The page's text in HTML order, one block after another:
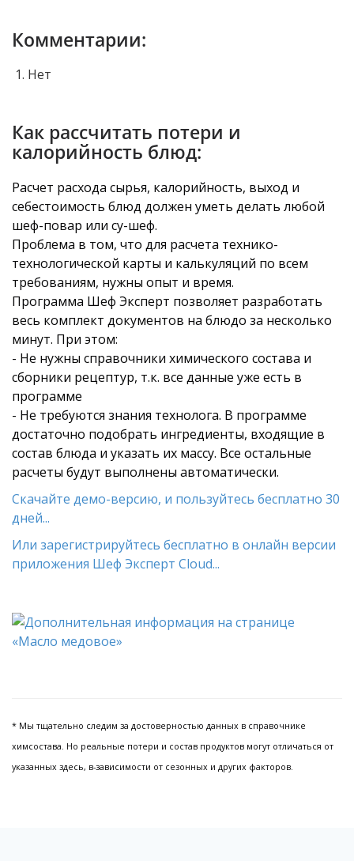
Комментарии:
Нет
Как рассчитать потери и
калорийность блюд:
Расчет расхода сырья, калорийность, выход и
себестоимость блюд должен уметь делать любой
шеф-повар или су-шеф.
Проблема в том, что для расчета технико-
технологической карты и калькуляций по всем
требованиям, нужны опыт и время.
Программа Шеф Эксперт позволяет разработать
весь комплект документов на блюдо за несколько
минут. При этом:
- Не нужны справочники химического состава и
сборники рецептур, т.к. все данные уже есть в
программе
- Не требуются знания технолога. В программе
достаточно подобрать ингредиенты, входящие в
состав блюда и указать их массу. Все остальные
расчеты будут выполнены автоматически.
Скачайте демо-версию, и пользуйтесь бесплатно 30
дней...
Или зарегистрируйтесь бесплатно в онлайн версии
приложения Шеф Эксперт Cloud...
* Мы тщательно следим за достоверностью данных в справочнике
химсостава. Но реальные потери и состав продуктов могут отличаться от
указанных здесь, в-зависимости от сезонных и других факторов.